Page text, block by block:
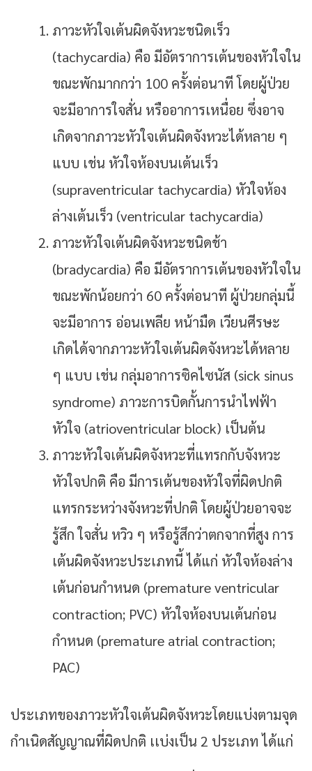
ภาวะหัวใจเต้นผิดจังหวะชนิดเร็ว
(tachycardia) คือ มีอัตราการเต้นของหัวใจใน
ขณะพักมากกว่า 100 ครั้งต่อนาที โดยผู้ป่วย
จะมีอาการใจสั่น หรืออาการเหนื่อย ซึ่งอาจ
เกิดจากภาวะหัวใจเต้นผิดจังหวะได้หลาย ๆ
แบบ เช่น หัวใจห้องบนเต้นเร็ว
(supraventricular tachycardia) หัวใจห้อง
ล่างเต้นเร็ว (ventricular tachycardia)
ภาวะหัวใจเต้นผิดจังหวะชนิดช้า
(bradycardia) คือ มีอัตราการเต้นของหัวใจใน
ขณะพักน้อยกว่า 60 ครั้งต่อนาที ผู้ป่วยกลุ่มนี้
จะมีอาการ อ่อนเพลีย หน้ามืด เวียนศีรษะ
เกิดได้จากภาวะหัวใจเต้นผิดจังหวะได้หลาย
ๆ แบบ เช่น กลุ่มอาการซิคไซนัส (sick sinus
syndrome) ภาวะการบิดกั้นการนำไฟฟ้า
หัวใจ (atrioventricular block) เป็นต้น
ภาวะหัวใจเต้นผิดจังหวะที่แทรกกับจังหวะ
หัวใจปกติ คือ มีการเต้นของหัวใจที่ผิดปกติ
แทรกระหว่างจังหวะที่ปกติ โดยผู้ป่วยอาจจะ
รู้สึก ใจสั่น หวิว ๆ หรือรู้สึกว่าตกจากที่สูง การ
เต้นผิดจังหวะประเภทนี้ ได้แก่ หัวใจห้องล่าง
เต้นก่อนกำหนด (premature ventricular
contraction; PVC) หัวใจห้องบนเต้นก่อน
กำหนด (premature atrial contraction;
PAC)
ประเภทของภาวะหัวใจเต้นผิดจังหวะโดยแบ่งตามจุด
กำเนิดสัญญาณที่ผิดปกติ เเบ่งเป็น 2 ประเภท ได้แก่